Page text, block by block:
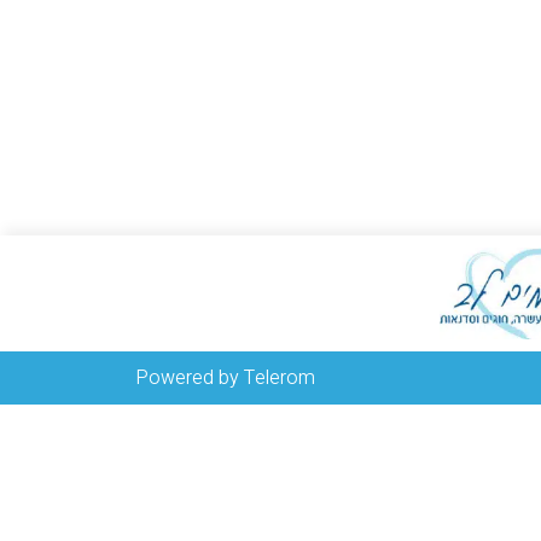
Powered by Telerom